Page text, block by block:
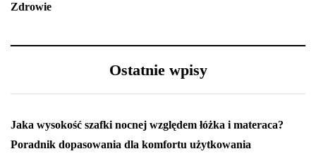
Zdrowie
Ostatnie wpisy
Jaka wysokość szafki nocnej względem łóżka i materaca?
Poradnik dopasowania dla komfortu użytkowania